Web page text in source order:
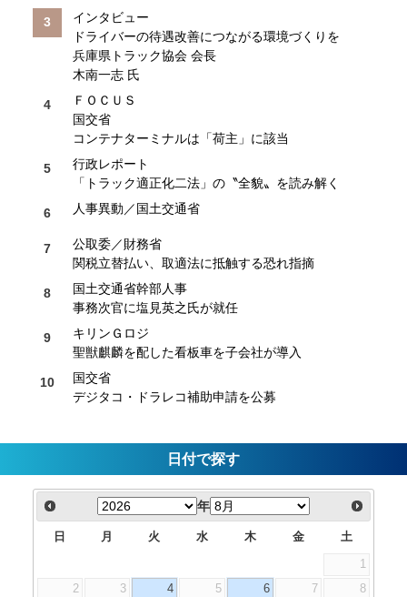
インタビュー
ドライバーの待遇改善につながる環境づくりを
兵庫県トラック協会 会長
木南一志 氏
ＦＯＣＵＳ
国交省
コンテナターミナルは「荷主」に該当
行政レポート
「トラック適正化二法」の〝全貌〟を読み解く
人事異動／国土交通省
公取委／財務省
関税立替払い、取適法に抵触する恐れ指摘
国土交通省幹部人事
事務次官に塩見英之氏が就任
キリンＧロジ
聖獣麒麟を配した看板車を子会社が導入
国交省
デジタコ・ドラレコ補助申請を公募
日付で探す
年
日 月 火 水 木 金 土
1
2
3 4 5 6 7
8